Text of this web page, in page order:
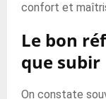
confort et
Le bon
que subir
On constate